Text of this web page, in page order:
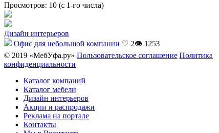
Просмотров: 10 (с 1-го числа)
Дизайн интерьеров
Офис для небольшой компании ♡ 2👁 1253
© 2019 «МебУфа.ру» Пользовательское соглашение Политика
конфиденциальности
Каталог компаний
Каталог мебели
Дизайн интерьеров
Акции и распродажи
Реклама на портале
Контакты